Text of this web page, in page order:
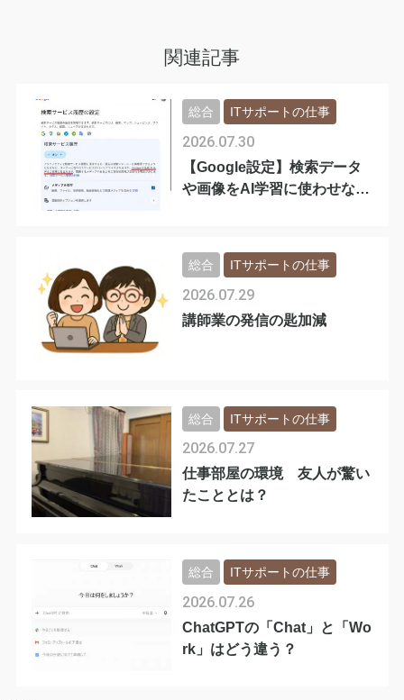
関連記事
【Google設定】検索データ
や画像をAI学習に使わせない
2026.07.30
総合 ITサポートの仕事
講師業の発信の匙加減
2026.07.29
総合 ITサポートの仕事
仕事部屋の環境 友人が驚い
たこととは？
2026.07.27
総合 ITサポートの仕事
ChatGPTの「Chat」と「Wo
rk」はどう違う？
2026.07.26
総合 ITサポートの仕事